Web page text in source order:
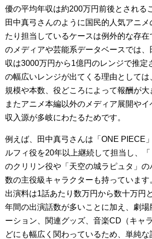
優の平均年収は約200万円前後とされる
田中真弓さんのように国民的人気アニ
たり担当しているケースは例外的な存
のメディアや芸能系データベースでは
収は3000万円から1億円のレンジで推定
の幅広いレンジが出てくる理由として
規模や本数、役どころによって報酬が大
またアニメ本編以外のメディア展開やイ
収入源が多岐にわたるためです。
例えば、田中真弓さんは「ONE PIECE
ルフィ役を20年以上継続して担当し、「
のクリリン役や「天空の城ラピュタ」の
数の主役級キャラクターも持っていま
出演料は1話あたり数万円から数十万円
年間の出演話数が多いことに加え、劇場
ーション、関連グッズ、音楽CD（キャ
どにも幅広く関わっているため、単純